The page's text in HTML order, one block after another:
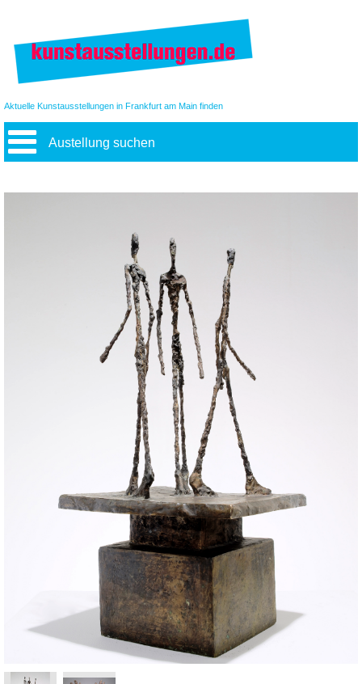
Aktuelle Kunstausstellungen in Frankfurt am Main finden
Austellung suchen